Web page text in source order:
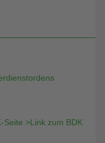
Seite >Link zum BDK